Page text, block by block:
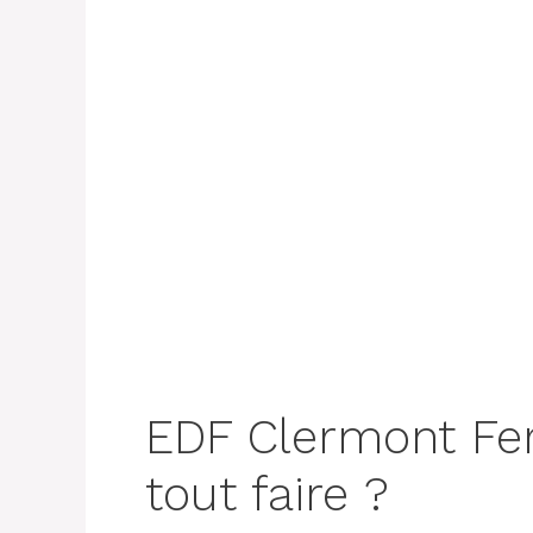
EDF Clermont
tout faire ?